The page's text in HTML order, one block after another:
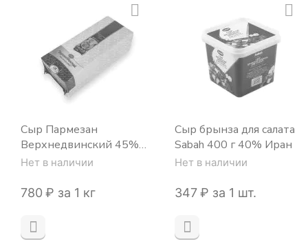
Сыр Пармезан
Верхнедвинский 45%
~4 кг брус Беларусь
Нет в наличии
‍780‍ ₽ за 1 кг
Сыр брынза для салата
Sabah 400 г 40% Иран
Нет в наличии
‍347‍₽ за 1 шт.